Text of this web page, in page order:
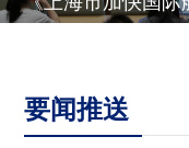
要闻推送